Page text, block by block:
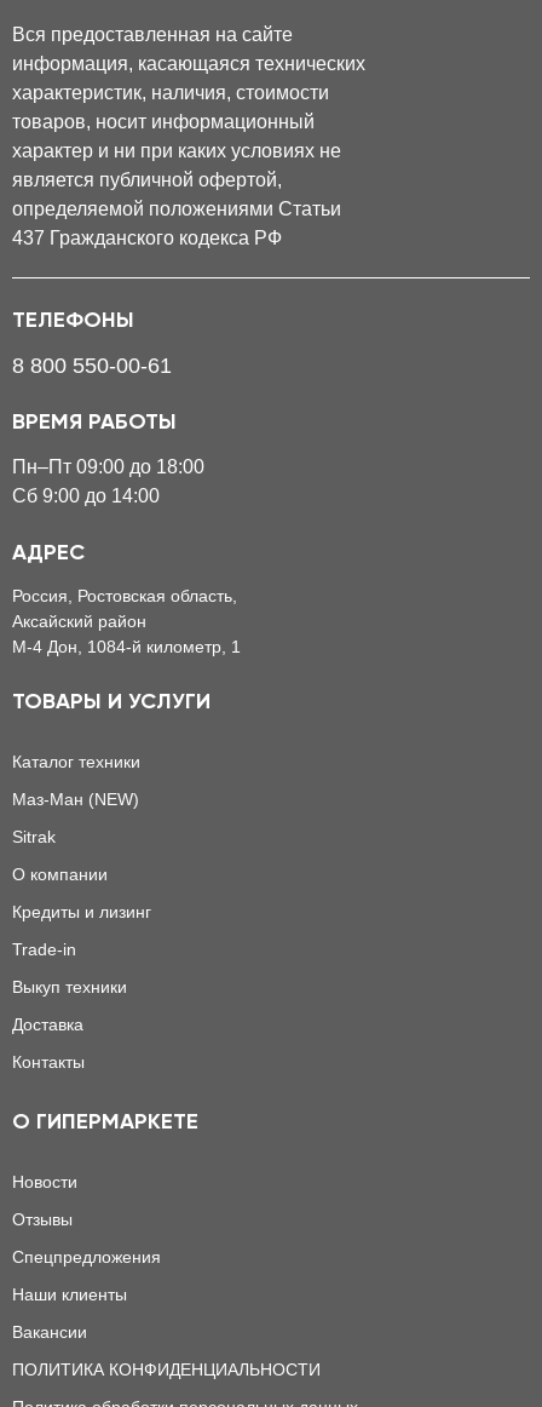
Вся предоставленная на сайте
информация, касающаяся технических
характеристик, наличия, стоимости
товаров, носит информационный
характер и ни при каких условиях не
является публичной офертой,
определяемой положениями Статьи
437 Гражданского кодекса РФ
ТЕЛЕФОНЫ
8 800 550-00-61
ВРЕМЯ РАБОТЫ
Пн–Пт 09:00 до 18:00
Сб 9:00 до 14:00
АДРЕС
Россия, Ростовская область,
Аксайский район
М-4 Дон, 1084-й километр, 1
ТОВАРЫ И УСЛУГИ
Каталог техники
Маз-Ман (NEW)
Sitrak
О компании
Кредиты и лизинг
Trade-in
Выкуп техники
Доставка
Контакты
О ГИПЕРМАРКЕТЕ
Новости
Отзывы
Спецпредложения
Наши клиенты
Вакансии
ПОЛИТИКА КОНФИДЕНЦИАЛЬНОСТИ